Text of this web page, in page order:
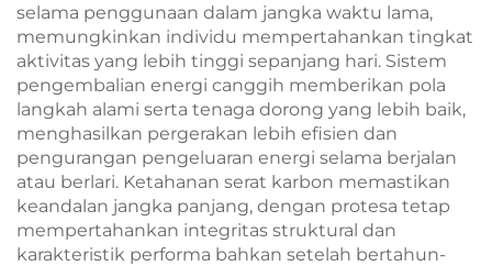
selama penggunaan dalam jangka waktu lama,
memungkinkan individu mempertahankan tingkat
aktivitas yang lebih tinggi sepanjang hari. Sistem
pengembalian energi canggih memberikan pola
langkah alami serta tenaga dorong yang lebih baik,
menghasilkan pergerakan lebih efisien dan
pengurangan pengeluaran energi selama berjalan
atau berlari. Ketahanan serat karbon memastikan
keandalan jangka panjang, dengan protesa tetap
mempertahankan integritas struktural dan
karakteristik performa bahkan setelah bertahun-